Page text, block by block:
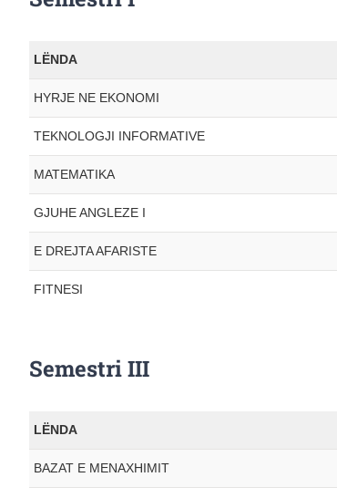
LËNDA
HYRJE NE EKONOMI
TEKNOLOGJI INFORMATIVE
MATEMATIKA
GJUHE ANGLEZE I
E DREJTA AFARISTE
FITNESI
Semestri III
LËNDA
BAZAT E MENAXHIMIT